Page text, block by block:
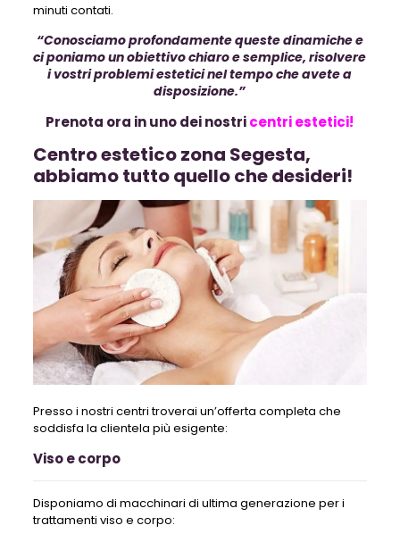
minuti contati.
“Conosciamo profondamente queste dinamiche e
ci poniamo un obiettivo chiaro e semplice, risolvere
i vostri problemi estetici nel tempo che avete a
disposizione.”
Prenota ora in uno dei nostricentri estetici!
Centro estetico zona Segesta,
abbiamo tutto quello che desideri!
Presso i nostri centri troverai un’offerta completa che
soddisfa la clientela più esigente:
Viso e corpo
Disponiamo di macchinari di ultima generazione per i
trattamenti viso e corpo: